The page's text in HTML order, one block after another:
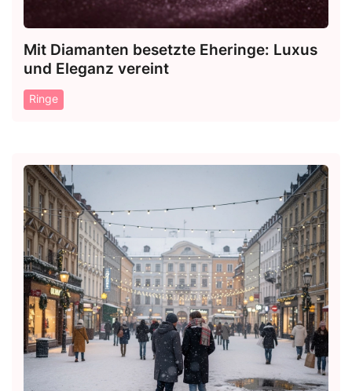
Mit Diamanten besetzte Eheringe: Luxus
und Eleganz vereint
Ringe